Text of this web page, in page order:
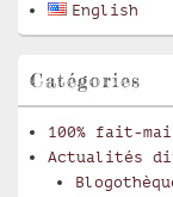
latérale English
Catégories
100% fait-
Actualités